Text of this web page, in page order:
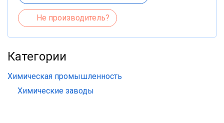
Не производитель?
Категории
Химическая промышленность
Химические заводы